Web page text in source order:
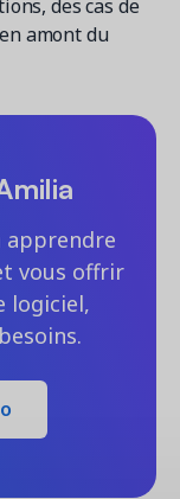
des cas de
amont du
apprendre
vous offrir
logiciel,